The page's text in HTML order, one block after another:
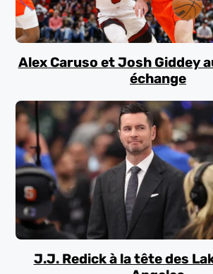
Alex Caruso et Josh Giddey
échange
J.J. Redick à la tête des